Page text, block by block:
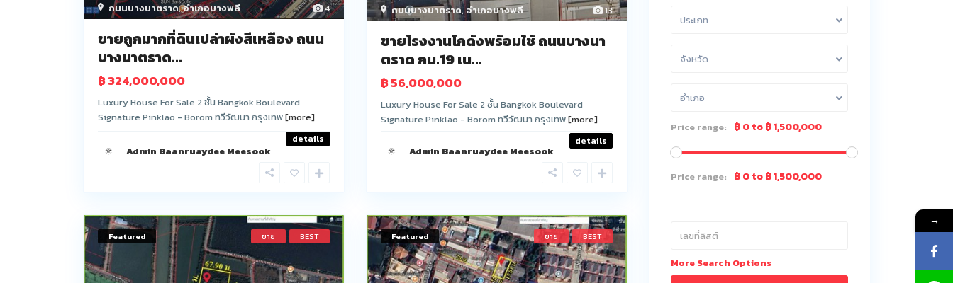
4
ถนนบางนาตราด,อำเภอบางพลี
ขายถูกมากที่ดินเปล่าผังสีเหลือง ถนน
บางนาตราด...
฿ 324,000,000
Luxury House For Sale 2 ชั้น Bangkok Boulevard
Signature Pinklao - Borom ทวีวัฒนา กรุงเทพ[more]
details
Admin Baanruaydee Meesook
13
ถนนบางนาตราด,อำเภอบางพลี
ขายโรงงานโกดังพร้อมใช้ ถนนบางนา
ตราด กม.19 เน...
฿ 56,000,000
Luxury House For Sale 2 ชั้น Bangkok Boulevard
Signature Pinklao - Borom ทวีวัฒนา กรุงเทพ[more]
details
Admin Baanruaydee Meesook
Featured ขาย BEST Featured ขาย BEST
ประเภท
จังหวัด
อำเภอ
Price range: ฿ 0 to ฿ 1,500,000
Price range: ฿ 0 to ฿ 1,500,000
More Search Options
→